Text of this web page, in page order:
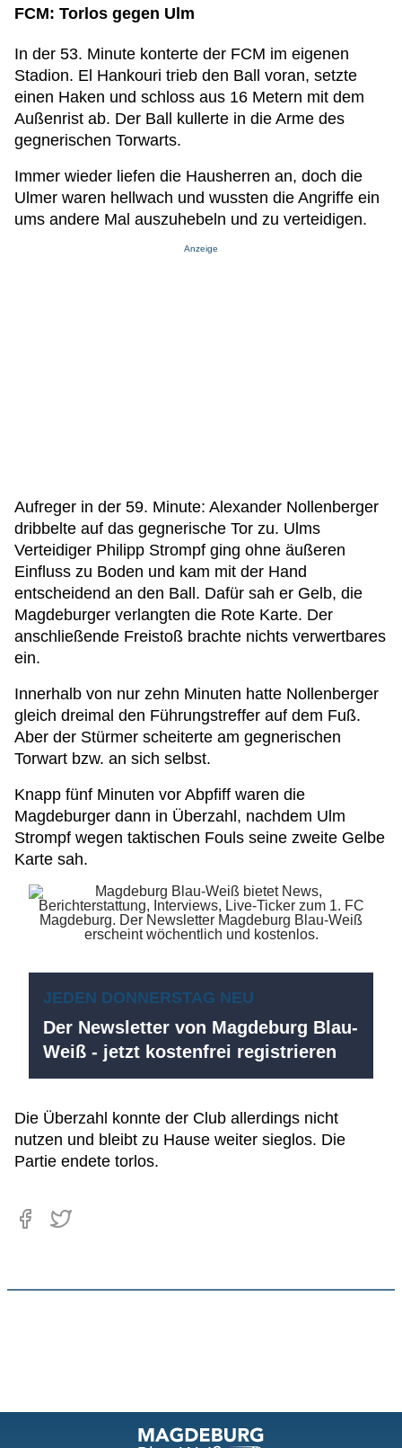
FCM: Torlos gegen Ulm
In der 53. Minute konterte der FCM im eigenen
Stadion. El Hankouri trieb den Ball voran, setzte
einen Haken und schloss aus 16 Metern mit dem
Außenrist ab. Der Ball kullerte in die Arme des
gegnerischen Torwarts.
Immer wieder liefen die Hausherren an, doch die
Ulmer waren hellwach und wussten die Angriffe ein
ums andere Mal auszuhebeln und zu verteidigen.
Anzeige
Aufreger in der 59. Minute: Alexander Nollenberger
dribbelte auf das gegnerische Tor zu. Ulms
Verteidiger Philipp Strompf ging ohne äußeren
Einfluss zu Boden und kam mit der Hand
entscheidend an den Ball. Dafür sah er Gelb, die
Magdeburger verlangten die Rote Karte. Der
anschließende Freistoß brachte nichts verwertbares
ein.
Innerhalb von nur zehn Minuten hatte Nollenberger
gleich dreimal den Führungstreffer auf dem Fuß.
Aber der Stürmer scheiterte am gegnerischen
Torwart bzw. an sich selbst.
Knapp fünf Minuten vor Abpfiff waren die
Magdeburger dann in Überzahl, nachdem Ulm
Strompf wegen taktischen Fouls seine zweite Gelbe
Karte sah.
JEDEN DONNERSTAG NEU
Der Newsletter von Magdeburg Blau-
Weiß - jetzt kostenfrei registrieren
Die Überzahl konnte der Club allerdings nicht
nutzen und bleibt zu Hause weiter sieglos. Die
Partie endete torlos.